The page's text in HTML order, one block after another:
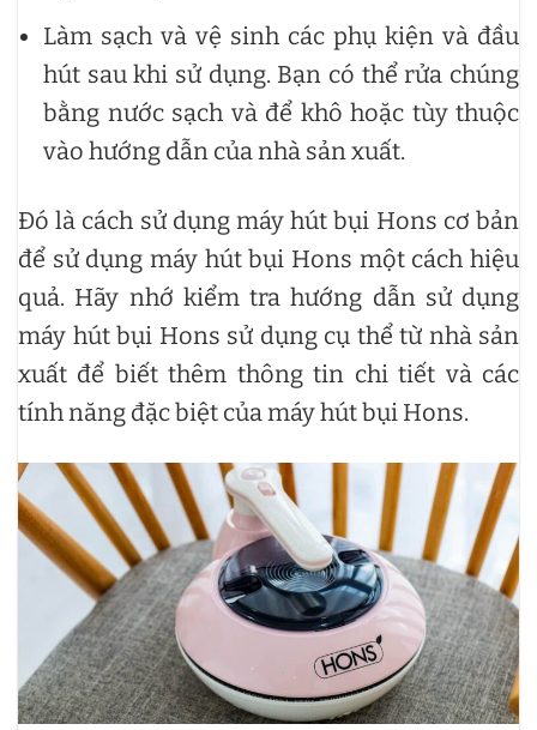
Làm sạch và vệ sinh các phụ kiện và đầu
hút sau khi sử dụng. Bạn có thể rửa chúng
bằng nước sạch và để khô hoặc tùy thuộc
vào hướng dẫn của nhà sản xuất.
Đó là cách sử dụng máy hút bụi Hons cơ bản
để sử dụng máy hút bụi Hons một cách hiệu
quả. Hãy nhớ kiểm tra hướng dẫn sử dụng
máy hút bụi Hons sử dụng cụ thể từ nhà sản
xuất để biết thêm thông tin chi tiết và các
tính năng đặc biệt của máy hút bụi Hons.